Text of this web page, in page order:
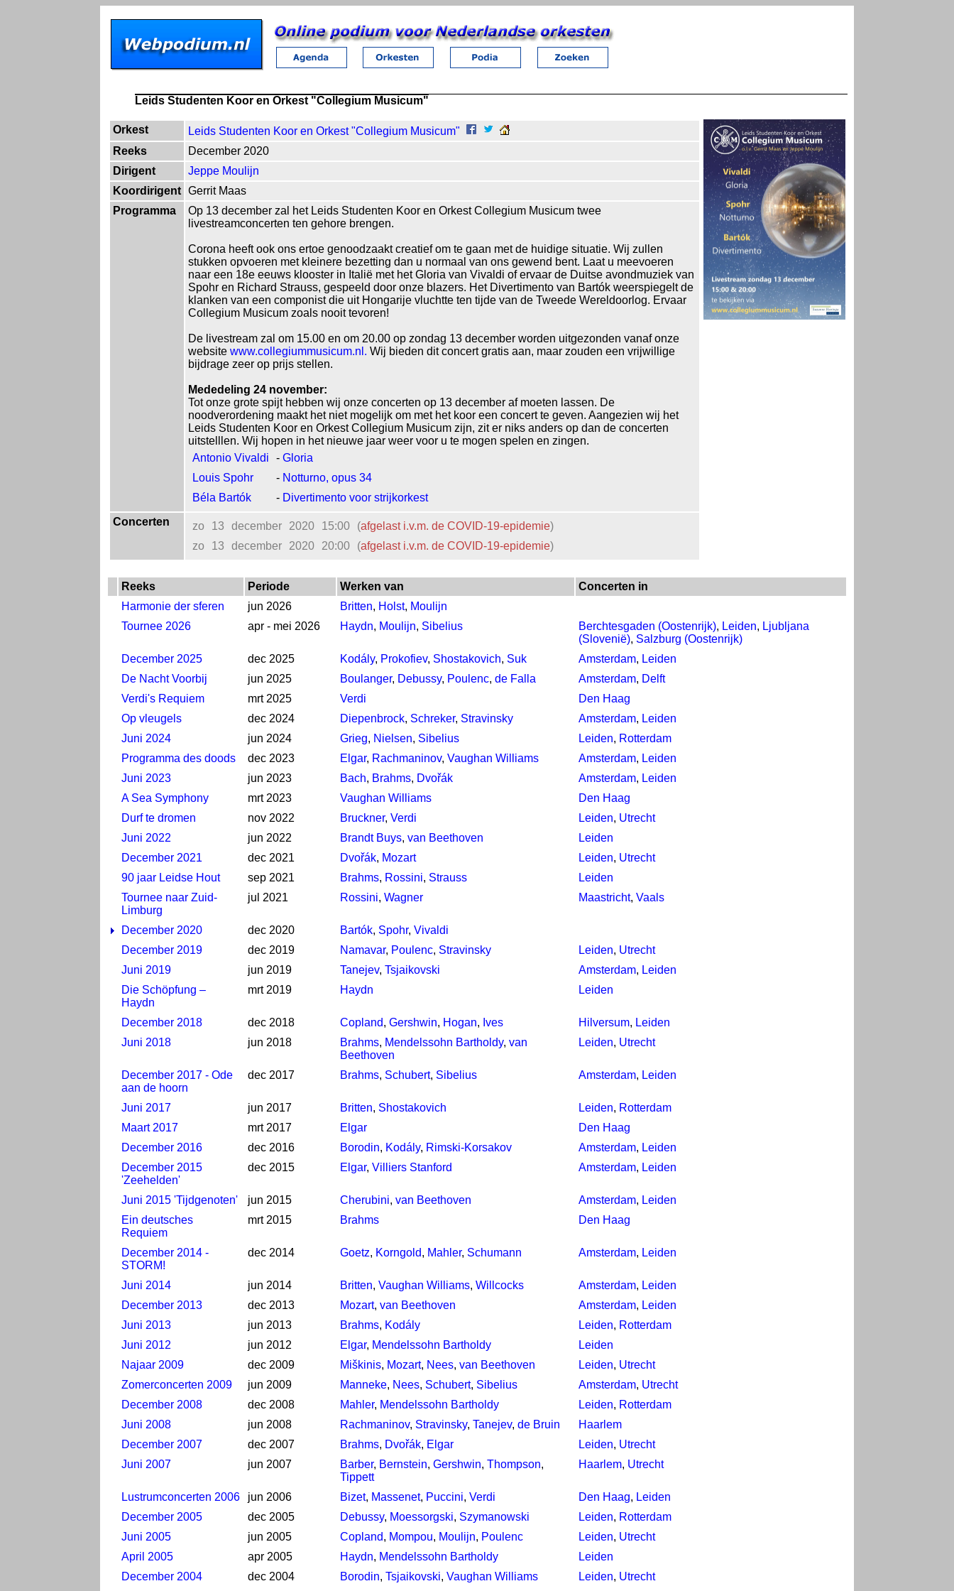
Leids Studenten Koor en Orkest "Collegium Musicum"
Orkest
Leids Studenten Koor en Orkest "Collegium Musicum"
Reeks
December 2020
Dirigent
Jeppe Moulijn
Koordirigent Gerrit Maas
Programma
Op 13 december zal het Leids Studenten Koor en Orkest Collegium Musicum twee
livestreamconcerten ten gehore brengen.
Corona heeft ook ons ertoe genoodzaakt creatief om te gaan met de huidige situatie. Wij zullen
stukken opvoeren met kleinere bezetting dan u normaal van ons gewend bent. Laat u meevoeren
naar een 18e eeuws klooster in Italië met het Gloria van Vivaldi of ervaar de Duitse avondmuziek van
Spohr en Richard Strauss, gespeeld door onze blazers. Het Divertimento van Bartók weerspiegelt de
klanken van een componist die uit Hongarije vluchtte ten tijde van de Tweede Wereldoorlog. Ervaar
Collegium Musicum zoals nooit tevoren!
De livestream zal om 15.00 en om 20.00 op zondag 13 december worden uitgezonden vanaf onze
website www.collegiummusicum.nl. Wij bieden dit concert gratis aan, maar zouden een vrijwillige
bijdrage zeer op prijs stellen.
Mededeling 24 november:
Tot onze grote spijt hebben wij onze concerten op 13 december af moeten lassen. De
noodverordening maakt het niet mogelijk om met het koor een concert te geven. Aangezien wij het
Leids Studenten Koor en Orkest Collegium Musicum zijn, zit er niks anders op dan de concerten
uitstelllen. Wij hopen in het nieuwe jaar weer voor u te mogen spelen en zingen.
Antonio Vivaldi
- Gloria
Louis Spohr
- Notturno, opus 34
Béla Bartók
- Divertimento voor strijkorkest
Concerten
zo 13 december 2020 15:00 (afgelast i.v.m. de COVID-19-epidemie)
zo
13 december 2020 20:00 (afgelast i.v.m. de COVID-19-epidemie)
Reeks Periode Werken van
Concerten in
Harmonie der sferen
jun 2026 Britten, Holst, Moulijn
Tournee 2026
apr - mei 2026 Haydn, Moulijn, Sibelius Berchtesgaden (Oostenrijk), Leiden, Ljubljana
(Slovenië), Salzburg (Oostenrijk)
December 2025
dec 2025 Kodály, Prokofiev, Shostakovich, Suk Amsterdam, Leiden
De Nacht Voorbij
jun 2025 Boulanger, Debussy, Poulenc, de Falla Amsterdam, Delft
Verdi's Requiem
mrt 2025 Verdi
Den Haag
Op vleugels
dec 2024 Diepenbrock, Schreker, Stravinsky Amsterdam, Leiden
Juni 2024
jun 2024 Grieg, Nielsen, Sibelius Leiden, Rotterdam
Programma des doods
dec 2023 Elgar, Rachmaninov, Vaughan Williams Amsterdam, Leiden
Juni 2023
jun 2023 Bach, Brahms, Dvořák Amsterdam, Leiden
A Sea Symphony
mrt 2023 Vaughan Williams
Den Haag
Durf te dromen
nov 2022 Bruckner, Verdi Leiden, Utrecht
Juni 2022
jun 2022 Brandt Buys, van Beethoven
Leiden
December 2021
dec 2021 Dvořák, Mozart Leiden, Utrecht
90 jaar Leidse Hout
sep 2021 Brahms, Rossini, Strauss
Leiden
Tournee naar Zuid-
Limburg
jul 2021 Rossini, Wagner Maastricht, Vaals
December 2020 dec 2020 Bartók, Spohr, Vivaldi
December 2019
dec 2019 Namavar, Poulenc, Stravinsky Leiden, Utrecht
Juni 2019
jun 2019 Tanejev, Tsjaikovski Amsterdam, Leiden
Die Schöpfung –
Haydn
mrt 2019 Haydn Leiden
December 2018 dec 2018 Copland, Gershwin, Hogan, Ives Hilversum, Leiden
Juni 2018
jun 2018 Brahms, Mendelssohn Bartholdy, van
Beethoven
Leiden, Utrecht
December 2017 - Ode
aan de hoorn
dec 2017 Brahms, Schubert, Sibelius Amsterdam, Leiden
Juni 2017 jun 2017 Britten, Shostakovich Leiden, Rotterdam
Maart 2017
mrt 2017 Elgar
Den Haag
December 2016
dec 2016 Borodin, Kodály, Rimski-Korsakov Amsterdam, Leiden
December 2015
'Zeehelden'
dec 2015 Elgar, Villiers Stanford Amsterdam, Leiden
Juni 2015 'Tijdgenoten' jun 2015 Cherubini, van Beethoven Amsterdam, Leiden
Ein deutsches
Requiem
mrt 2015 Brahms Den Haag
December 2014 -
STORM!
dec 2014 Goetz, Korngold, Mahler, Schumann Amsterdam, Leiden
Juni 2014 jun 2014 Britten, Vaughan Williams, Willcocks Amsterdam, Leiden
December 2013
dec 2013 Mozart, van Beethoven Amsterdam, Leiden
Juni 2013
jun 2013 Brahms, Kodály Leiden, Rotterdam
Juni 2012
jun 2012 Elgar, Mendelssohn Bartholdy
Leiden
Najaar 2009
dec 2009 Miškinis, Mozart, Nees, van Beethoven Leiden, Utrecht
Zomerconcerten 2009
jun 2009 Manneke, Nees, Schubert, Sibelius Amsterdam, Utrecht
December 2008
dec 2008 Mahler, Mendelssohn Bartholdy Leiden, Rotterdam
Juni 2008
jun 2008 Rachmaninov, Stravinsky, Tanejev, de Bruin
Haarlem
December 2007
dec 2007 Brahms, Dvořák, Elgar Leiden, Utrecht
Juni 2007
jun 2007 Barber, Bernstein, Gershwin, Thompson,
Tippett
Haarlem, Utrecht
Lustrumconcerten 2006 jun 2006 Bizet, Massenet, Puccini, Verdi Den Haag, Leiden
December 2005
dec 2005 Debussy, Moessorgski, Szymanowski Leiden, Rotterdam
Juni 2005
jun 2005 Copland, Mompou, Moulijn, Poulenc Leiden, Utrecht
April 2005
apr 2005 Haydn, Mendelssohn Bartholdy
Leiden
December 2004
dec 2004 Borodin, Tsjaikovski, Vaughan Williams Leiden, Utrecht